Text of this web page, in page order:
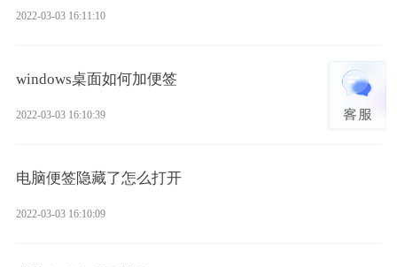
2022-03-03 16:11:10
windows桌面如何加便签
2022-03-03 16:10:39
电脑便签隐藏了怎么打开
2022-03-03 16:10:09